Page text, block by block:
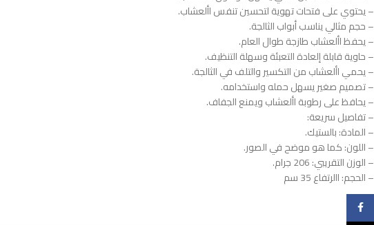
– يحتوي على فتحات تهوية لتحسين تنفس األعشاب.
– حجم مثالي يناسب أبواب الثالجة.
– يحفظ األعشاب طازجة طوال العام.
– حاوية قابلة إلعادة التعبئة وسهلة التنظيف.
– يحمي األعشاب من التكسير والتلف في الثالجة.
– تصميم صغير يسهل حمله واستخدامه.
– يحافظ على رطوبة األعشاب ويمنع الجفاف.
– تفاصيل سريعة:
– المادة: بالستيك.
– اللون: كما هو موضح في الصور.
– الوزن التقريبي: 206 جرام.
– الحجم: االرتفاع 35 سم